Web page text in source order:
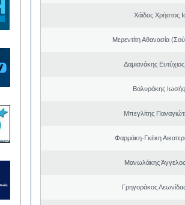
Χάϊδος Χρήστος
Μερεντίτη Αθανασία
Δαμιανάκης
Βαλυράκης
Μπεγλίτης
Φαρμάκη-Γκέκη
Μανωλάκης
Γρηγοράκος